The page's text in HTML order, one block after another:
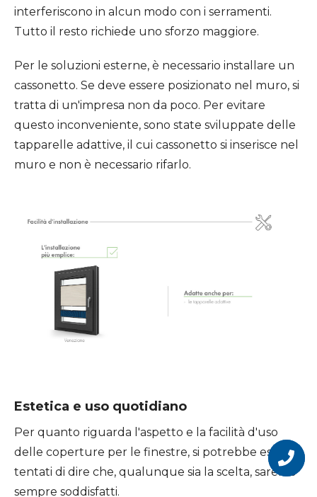
interferiscono in alcun modo con i serramenti.
Tutto il resto richiede uno sforzo maggiore.
Per le soluzioni esterne, è necessario installare un
cassonetto. Se deve essere posizionato nel muro, si
tratta di un'impresa non da poco. Per evitare
questo inconveniente, sono state sviluppate delle
tapparelle adattive, il cui cassonetto si inserisce nel
muro e non è necessario rifarlo.
Estetica e uso quotidiano
Per quanto riguarda l'aspetto e la facilità d'uso
delle coperture per le finestre, si potrebbe essere
tentati di dire che, qualunque sia la scelta, saremo
sempre soddisfatti.
Vuoi
diventare
un
nostro